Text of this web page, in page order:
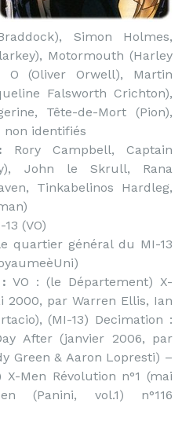
Simon Holmes,
Motormouth (Harley
O (Oliver Orwell), Martin
Falsworth Crichton),
Tête-de-Mort (Pion),
non identifiés
Rory Campbell, Captain
John le Skrull, Rana
Tinkabelinos Hardleg,
(VO)
quartier général du MI-13
VO : (le Département) X-
2000, par Warren Ellis, Ian
(MI-13) Decimation :
After (janvier 2006, par
Green & Aaron Lopresti) –
Men Révolution n°1 (mai
(Panini, vol.1) n°116